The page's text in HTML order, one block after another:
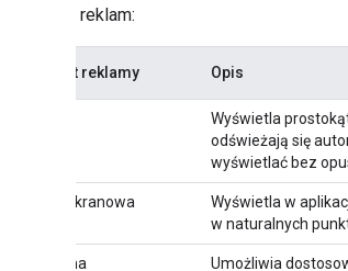
formaty reklam:
Format reklamy Opis
Wyświetla
odświeżają się
wyświetlać bez
Pełnoekranowa
Wyświetla w
w naturalnych
Natywna
Umożliwia